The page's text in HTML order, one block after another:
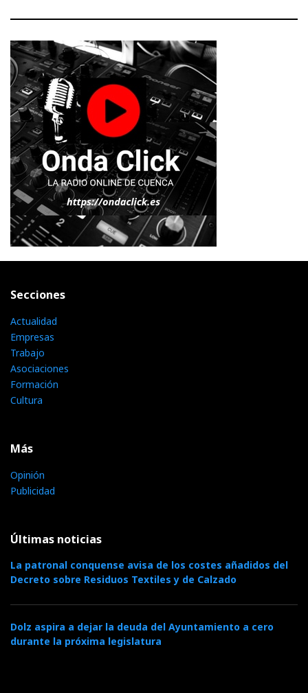
Secciones
Actualidad
Empresas
Trabajo
Asociaciones
Formación
Cultura
Más
Opinión
Publicidad
Últimas noticias
La patronal conquense avisa de los costes añadidos del
Decreto sobre Residuos Textiles y de Calzado
Dolz aspira a dejar la deuda del Ayuntamiento a cero
durante la próxima legislatura